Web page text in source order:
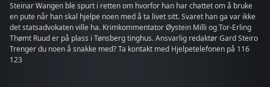
Steinar Wangen ble spurt i retten om hvorfor han har chattet om å bruke
en pute når han skal hjelpe noen med å ta livet sitt. Svaret han ga var ikke
det statsadvokaten ville ha. Krimkommentator Øystein Milli og Tor-Erling
Thømt Ruud er på plass i Tønsberg tinghus. Ansvarlig redaktør Gard Steiro
Trenger du noen å snakke med? Ta kontakt med Hjelpetelefonen på 116
123